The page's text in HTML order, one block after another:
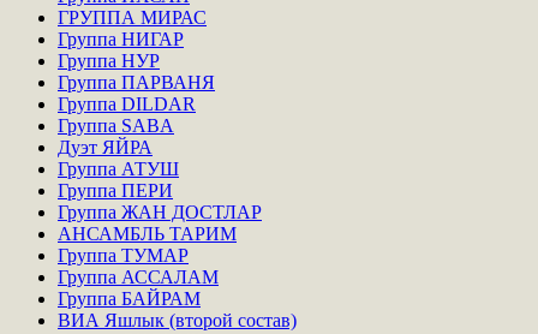
ГРУППА МИРАС
Группа НИГАР
Группа НУР
Группа ПАРВАНЯ
Группа DILDAR
Группа SABA
Дуэт ЯЙРА
Группа АТУШ
Группа ПЕРИ
Группа ЖАН ДОСТЛАР
АНСАМБЛЬ ТАРИМ
Группа ТУМАР
Группа АССАЛАМ
Группа БАЙРАМ
ВИА Яшлык (второй состав)